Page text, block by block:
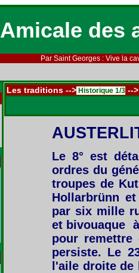
Amicale des
Par Saint Georges : Vive la
Les traditions --> Historique 1/3 --
Le 8° est
ordres du
troupes de
Hollarbrünn
par six mille
et bivouaque
pour
persiste. Le
l'aile droite